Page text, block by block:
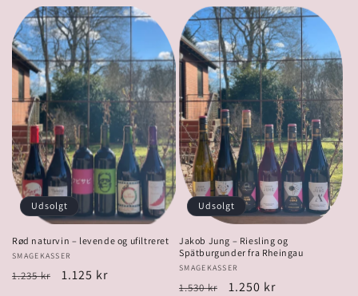
Udsolgt
Rød naturvin – levende og ufiltreret
Forhandler:
SMAGEKASSER
Normalpris
1.235 kr Udsalgspris
1.125 kr
Udsolgt
Jakob Jung – Riesling og
Spätburgunder fra Rheingau
Forhandler:
SMAGEKASSER
Normalpris
1.530 kr Udsalgspris
1.250 kr